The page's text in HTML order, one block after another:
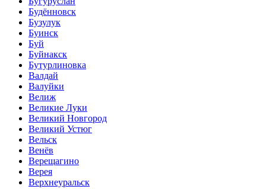
Будённовск
Бузулук
Буинск
Буй
Буйнакск
Бутурлиновка
Валдай
Валуйки
Велиж
Великие Луки
Великий Новгород
Великий Устюг
Вельск
Венёв
Верещагино
Верея
Верхнеуральск